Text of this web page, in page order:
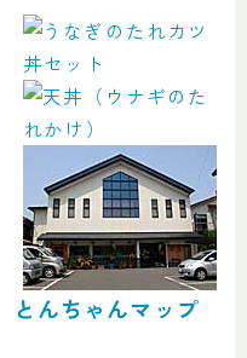
とんちゃんマップ